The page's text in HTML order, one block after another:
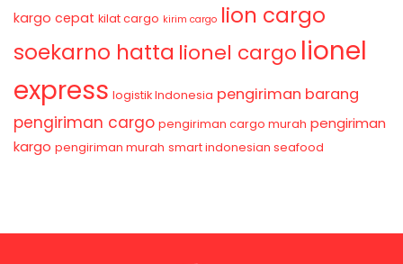
kargo cepat kilat cargo kirim cargo lion cargo
soekarno hatta lionel cargo lionel
express logistik Indonesia pengiriman barang
pengiriman cargo pengiriman cargo murah pengiriman
kargo pengiriman murah smart indonesian seafood